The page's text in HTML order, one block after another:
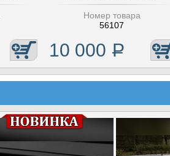
Номер товара
56107
10 000 Р